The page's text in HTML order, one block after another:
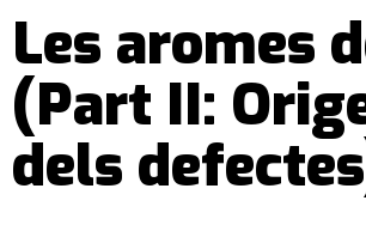
Les aromes
(Part II:
dels